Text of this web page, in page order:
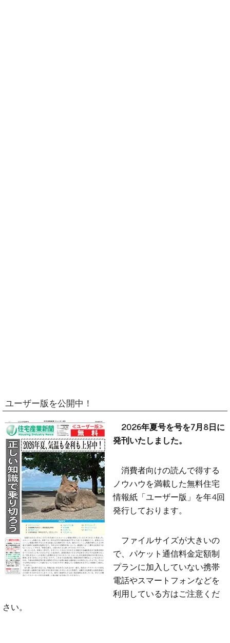
ユーザー版を公開中！
2026年夏号を号を7月8日に
発刊いたしました。
消費者向けの読んで得する
ノウハウを満載した無料住宅
情報紙「ユーザー版」を年4回
発行しております。
ファイルサイズが大きいの
で、パケット通信料金定額制
プランに加入していない携帯
電話やスマートフォンなどを
利用している方はご注意くだ
さい。